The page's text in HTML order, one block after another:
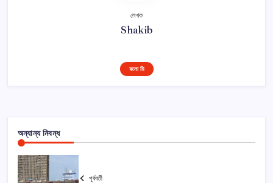
লেখক
Shakib
ফলো মি
অন্যান্য নিবন্ধ
পূর্ববর্তী